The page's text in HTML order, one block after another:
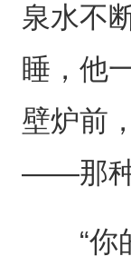
泉水不
睡，他
壁炉前
——那种
“你的